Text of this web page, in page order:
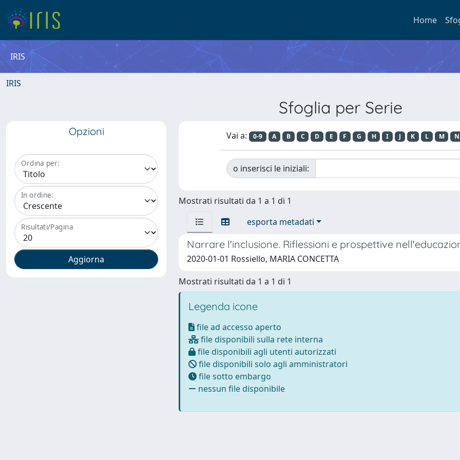
Home
IRIS
IRIS
Sfoglia per Serie
Opzioni
Ordina per:
In ordine:
Risultati/Pagina
Vai a: 0-9 A B C D E F G H I J K L M N
o inserisci le iniziali:
Mostrati risultati da 1 a 1 di 1
esporta metadati
Narrare l'inclusione. Riflessioni e prospettive
2020-01-01 Rossiello, MARIA CONCETTA
Mostrati risultati da 1 a 1 di 1
Legenda icone
file ad accesso aperto
file disponibili sulla rete interna
file disponibili agli utenti autorizzati
file disponibili solo agli amministratori
file sotto embargo
nessun file disponibile